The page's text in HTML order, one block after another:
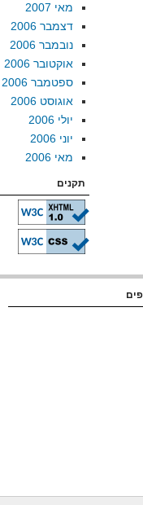
מאי 2007
דצמבר 2006
נובמבר 2006
אוקטובר 2006
ספטמבר 2006
אוגוסט 2006
יולי 2006
יוני 2006
מאי 2006
תקנים